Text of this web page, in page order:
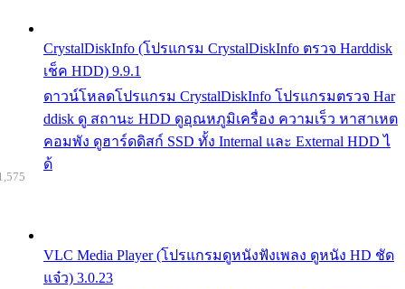
CrystalDiskInfo (โปรแกรม CrystalDiskInfo ตรวจ Harddisk
เช็ค HDD) 9.9.1
ดาวน์โหลดโปรแกรม CrystalDiskInfo โปรแกรมตรวจ Har
ddisk ดู สถานะ HDD ดูอุณหภูมิเครื่อง ความเร็ว หาสาเหต
คอมพัง ดูฮาร์ดดิสก์ SSD ทั้ง Internal และ External HDD ไ
ด้
VLC Media Player (โปรแกรมดูหนังฟังเพลง ดูหนัง HD ชัด
แจ๋ว) 3.0.23